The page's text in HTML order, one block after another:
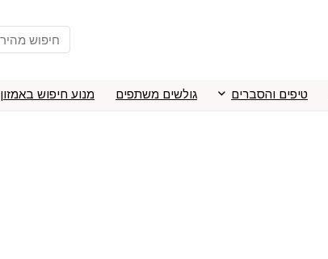
טיפים והסברים גולשים משתפים מנוע חיפוש באמזון